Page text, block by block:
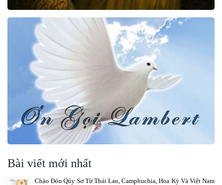
Bài viết mới nhất
Chào Đón Qúy Sơ Từ Thái Lan, Camphuchia, Hoa Kỳ Và Việt Nam